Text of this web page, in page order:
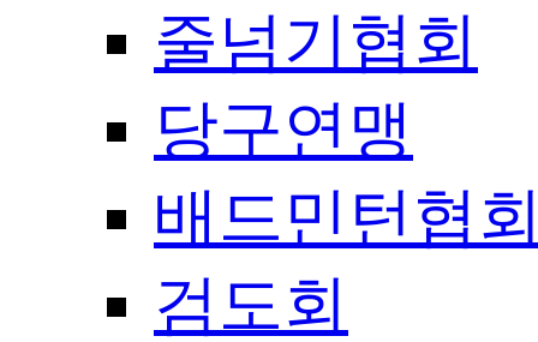
줄넘기협회
당구연맹
배드민턴협
검도회